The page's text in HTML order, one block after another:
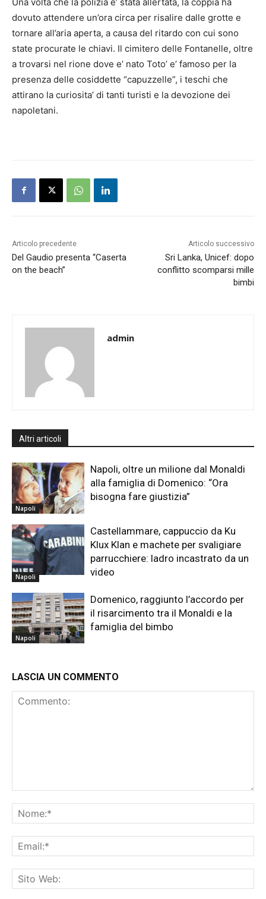
dovuto attendere un’ora circa per risalire dalle grotte e
tornare all’aria aperta, a causa del ritardo con cui sono
state procurate le chiavi. Il cimitero delle Fontanelle, oltre
a trovarsi nel rione dove e’ nato Toto’ e’ famoso per la
presenza delle cosiddette “capuzzelle”, i teschi che
attirano la curiosita’ di tanti turisti e la devozione dei
napoletani.
Articolo precedente
Del Gaudio presenta “Caserta
on the beach”
Articolo successivo
Sri Lanka, Unicef: dopo
conflitto scomparsi mille
bimbi
admin
Altri articoli
Napoli
Napoli, oltre un milione dal Monaldi
alla famiglia di Domenico: “Ora
bisogna fare giustizia”
Napoli
Castellammare, cappuccio da Ku
Klux Klan e machete per svaligiare
parrucchiere: ladro incastrato da un
video
Napoli
Domenico, raggiunto l’accordo per
il risarcimento tra il Monaldi e la
famiglia del bimbo
LASCIA UN COMMENTO